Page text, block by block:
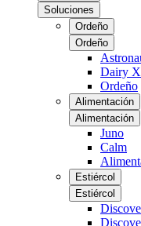
Soluciones
Ordeño
Ordeño
Dairy
Ordeño
Alimentación
Alimentación
Juno
Calm
Estiércol
Estiércol